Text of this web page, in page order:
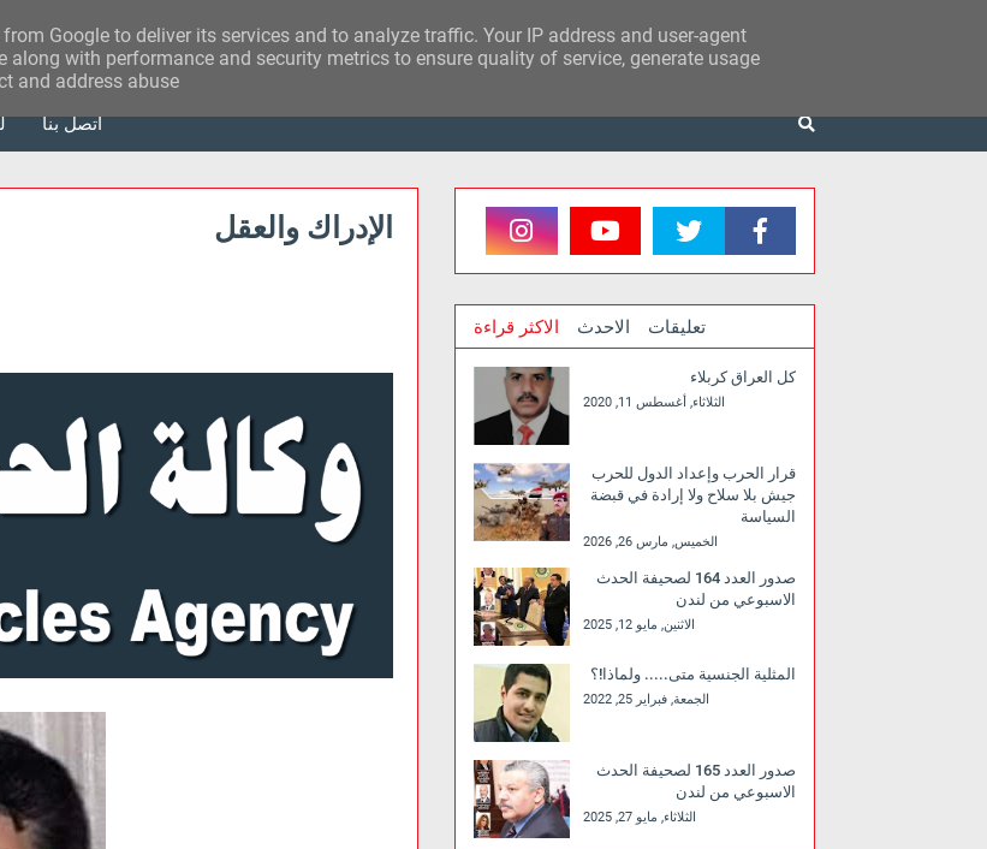
أتصل بنا
الإدراك والعقل
الاكثر قراءة الاحدث تعليقات
كل العراق كربلاء
الثلاثاء, أغسطس 11, 2020
قرار الحرب وإعداد الدول للحرب
جيش بلا سلاح ولا إرادة في قبضة
السياسة
الخميس, مارس 26, 2026
صدور العدد 164 لصحيفة الحدث
الاسبوعي من لندن
الاثنين, مايو 12, 2025
المثلية الجنسية متى..... ولماذا!؟
الجمعة, فبراير 25, 2022
صدور العدد 165 لصحيفة الحدث
الاسبوعي من لندن
الثلاثاء, مايو 27, 2025
Google to deliver its services and to analyze traffic. Your IP address and user-agent
along with performance and security metrics to ensure quality of service, generate usage
and address abuse.